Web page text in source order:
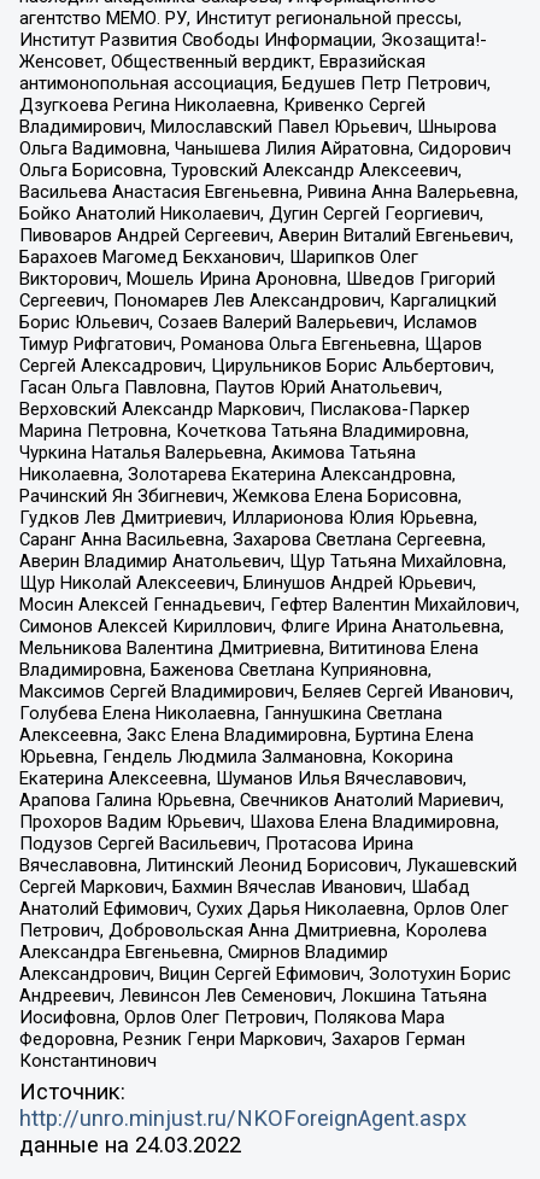
агентство МЕМО. РУ, Институт региональной прессы,
Институт Развития Свободы Информации, Экозащита!-
Женсовет, Общественный вердикт, Евразийская
антимонопольная ассоциация, Бедушев Петр Петрович,
Дзугкоева Регина Николаевна, Кривенко Сергей
Владимирович, Милославский Павел Юрьевич, Шнырова
Ольга Вадимовна, Чанышева Лилия Айратовна, Сидорович
Ольга Борисовна, Туровский Александр Алексеевич,
Васильева Анастасия Евгеньевна, Ривина Анна Валерьевна,
Бойко Анатолий Николаевич, Дугин Сергей Георгиевич,
Пивоваров Андрей Сергеевич, Аверин Виталий Евгеньевич,
Барахоев Магомед Бекханович, Шарипков Олег
Викторович, Мошель Ирина Ароновна, Шведов Григорий
Сергеевич, Пономарев Лев Александрович, Каргалицкий
Борис Юльевич, Созаев Валерий Валерьевич, Исламов
Тимур Рифгатович, Романова Ольга Евгеньевна, Щаров
Сергей Алексадрович, Цирульников Борис Альбертович,
Гасан Ольга Павловна, Паутов Юрий Анатольевич,
Верховский Александр Маркович, Пислакова-Паркер
Марина Петровна, Кочеткова Татьяна Владимировна,
Чуркина Наталья Валерьевна, Акимова Татьяна
Николаевна, Золотарева Екатерина Александровна,
Рачинский Ян Збигневич, Жемкова Елена Борисовна,
Гудков Лев Дмитриевич, Илларионова Юлия Юрьевна,
Саранг Анна Васильевна, Захарова Светлана Сергеевна,
Аверин Владимир Анатольевич, Щур Татьяна Михайловна,
Щур Николай Алексеевич, Блинушов Андрей Юрьевич,
Мосин Алексей Геннадьевич, Гефтер Валентин Михайлович,
Симонов Алексей Кириллович, Флиге Ирина Анатольевна,
Мельникова Валентина Дмитриевна, Вититинова Елена
Владимировна, Баженова Светлана Куприяновна,
Максимов Сергей Владимирович, Беляев Сергей Иванович,
Голубева Елена Николаевна, Ганнушкина Светлана
Алексеевна, Закс Елена Владимировна, Буртина Елена
Юрьевна, Гендель Людмила Залмановна, Кокорина
Екатерина Алексеевна, Шуманов Илья Вячеславович,
Арапова Галина Юрьевна, Свечников Анатолий Мариевич,
Прохоров Вадим Юрьевич, Шахова Елена Владимировна,
Подузов Сергей Васильевич, Протасова Ирина
Вячеславовна, Литинский Леонид Борисович, Лукашевский
Сергей Маркович, Бахмин Вячеслав Иванович, Шабад
Анатолий Ефимович, Сухих Дарья Николаевна, Орлов Олег
Петрович, Добровольская Анна Дмитриевна, Королева
Александра Евгеньевна, Смирнов Владимир
Александрович, Вицин Сергей Ефимович, Золотухин Борис
Андреевич, Левинсон Лев Семенович, Локшина Татьяна
Иосифовна, Орлов Олег Петрович, Полякова Мара
Федоровна, Резник Генри Маркович, Захаров Герман
Константинович
Источник:
http://unro.minjust.ru/NKOForeignAgent.aspx
данные на 24.03.2022